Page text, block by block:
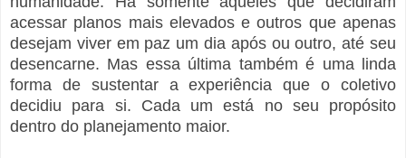
acessar planos mais elevados e outros que apenas
desejam viver em paz um dia após ou outro, até seu
desencarne. Mas essa última também é uma linda
forma de sustentar a experiência que o coletivo
decidiu para si. Cada um está no seu propósito
dentro do planejamento maior.